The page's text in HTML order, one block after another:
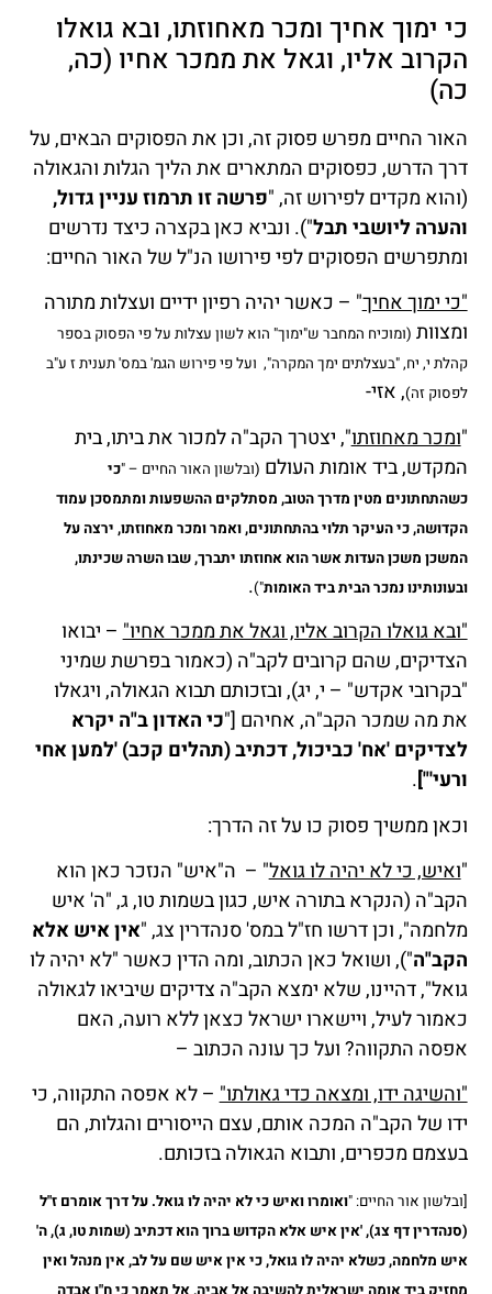
כי ימוך אחיך ומכר מאחוזתו, ובא גואלו
הקרוב אליו, וגאל את ממכר אחיו (כה,
כה)
האור החיים מפרש פסוק זה, וכן את הפסוקים הבאים, על
דרך הדרש, כפסוקים המתארים את הליך הגלות והגאולה
(והוא מקדים לפירוש זה, "פרשה זו תרמוז עניין גדול,
והערה ליושבי תבל"). ונביא כאן בקצרה כיצד נדרשים
ומתפרשים הפסוקים לפי פירושו הנ"ל של האור החיים:
"כי ימוך אחיך" – כאשר יהיה רפיון ידיים ועצלות מתורה
ומצוות (ומוכיח המחבר ש"ימוך" הוא לשון עצלות על פי הפסוק בספר
קהלת י, יח, "בעצלתים ימך המקרה", ועל פי פירוש הגמ' במס' תענית ז ע"ב
לפסוק זה), אזי-
"ומכר מאחוזתו", יצטרך הקב"ה למכור את ביתו, בית
המקדש, ביד אומות העולם (ובלשון האור החיים – "כי
כשהתחתונים מטין מדרך הטוב, מסתלקים ההשפעות ומתמסכן עמוד
הקדושה, כי העיקר תלוי בהתחתונים, ואמר ומכר מאחוזתו, ירצה על
המשכן משכן העדות אשר הוא אחוזתו יתברך, שבו השרה שכינתו,
ובעונותינו נמכר הבית ביד האומות")
.
"ובא גואלו הקרוב אליו, וגאל את ממכר אחיו"– יבואו
הצדיקים, שהם קרובים לקב"ה (כאמור בפרשת שמיני
"בקרובי אקדש" – י, יג), ובזכותם תבוא הגאולה, ויגאלו
את מה שמכר הקב"ה, אחיהם ["כי האדון ב"ה יקרא
לצדיקים 'אח' כביכול, דכתיב (תהלים קכב) 'למען אחי
ורעי'"].
וכאן ממשיך פסוק כו על זה הדרך:
"ואיש, כי לא יהיה לו גואל" – ה"איש" הנזכר כאן הוא
הקב"ה (הנקרא בתורה איש, כגון בשמות טו, ג, "ה' איש
מלחמה", וכן דרשו חז"ל במס' סנהדרין צג, "אין איש אלא
הקב"ה"), ושואל כאן הכתוב, ומה הדין כאשר "לא יהיה לו
גואל", דהיינו, שלא ימצא הקב"ה צדיקים שיביאו לגאולה
כאמור לעיל, ויישארו ישראל כצאן ללא רועה, האם
אפסה התקווה? ועל כך עונה הכתוב –
"והשיגה ידו, ומצאה כדי גאולתו"– לא אפסה התקווה, כי
ידו של הקב"ה המכה אותם, עצם הייסורים והגלות, הם
בעצמם מכפרים, ותבוא הגאולה בזכותם.
[ובלשון אור החיים: "ואומרו ואיש כי לא יהיה לו גואל. על דרך אומרם ז"ל
(סנהדרין דף צג), 'אין איש אלא הקדוש ברוך הוא דכתיב (שמות טו, ג), ה'
איש מלחמה, כשלא יהיה לו גואל, כי אין איש שם על לב, אין מנהל ואין